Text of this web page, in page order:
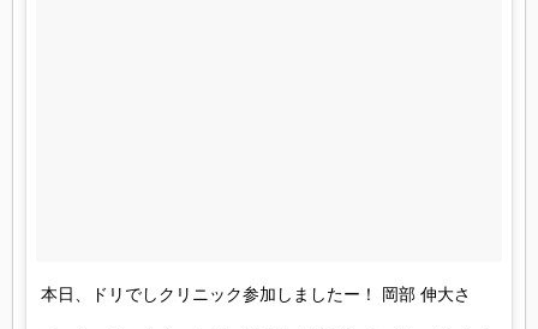
本日、ドリでしクリニック参加しましたー！ 岡部 伸大さ